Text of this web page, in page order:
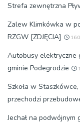
Strefa zewnętrzna
Zalew Klimkówka w
RZGW [ZDJĘCIA]
Autobusy elektryczne
gminie Podegrodzie
Szkoła w
przechodzi
Jechał na podwójnym